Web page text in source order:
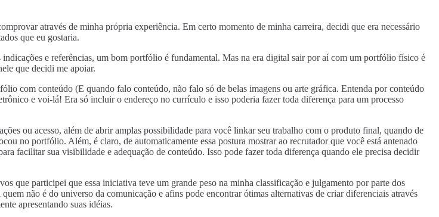
através de minha própria experiência. Em certo momento de minha carreira, decidi que era necessário
que eu gostaria.
e referências, um bom portfólio é fundamental. Mas na era digital sair por aí com um portfólio físico é
que decidi me apoiar.
com conteúdo (E quando falo conteúdo, não falo só de belas imagens ou arte gráfica. Entenda por conteúdo
e voi-lá! Era só incluir o endereço no currículo e isso poderia fazer toda diferença para um processo
ou acesso, além de abrir amplas possibilidade para você linkar seu trabalho com o produto final, quando de
no portfólio. Além, é claro, de automaticamente essa postura mostrar ao recrutador que você está antenado
facilitar sua visibilidade e adequação de conteúdo. Isso pode fazer toda diferença quando ele precisa decidir
que participei que essa iniciativa teve um grande peso na minha classificação e julgamento por parte dos
não é do universo da comunicação e afins pode encontrar ótimas alternativas de criar diferenciais através
apresentando suas idéias.